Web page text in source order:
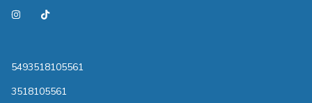
5493518105561
3518105561